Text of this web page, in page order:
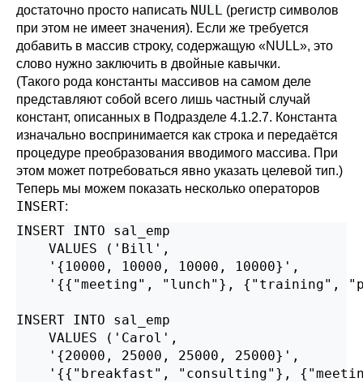
достаточно просто написать NULL (регистр символов
при этом не имеет значения). Если же требуется
добавить в массив строку, содержащую «NULL», это
слово нужно заключить в двойные кавычки.
(Такого рода константы массивов на самом деле
представляют собой всего лишь частный случай
констант, описанных в Подразделе 4.1.2.7. Константа
изначально воспринимается как строка и передаётся
процедуре преобразования вводимого массива. При
этом может потребоваться явно указать целевой тип.)
Теперь мы можем показать несколько операторов
INSERT:
INSERT INTO sal_emp
    VALUES ('Bill',
    '{10000, 10000, 10000, 10000}',
'{{"meeting", "lunch"}, {"training",
INSERT INTO sal_emp
    VALUES ('Carol',
    '{20000, 25000, 25000, 25000}',
'{{"breakfast", "consulting"},